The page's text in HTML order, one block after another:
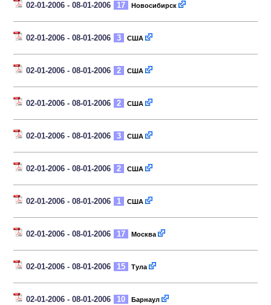
02-01-2006 - 08-01-2006 17 Новосибирск
02-01-2006 - 08-01-2006 3 США
02-01-2006 - 08-01-2006 2 США
02-01-2006 - 08-01-2006 2 США
02-01-2006 - 08-01-2006 3 США
02-01-2006 - 08-01-2006 2 США
02-01-2006 - 08-01-2006 1 США
02-01-2006 - 08-01-2006 17 Москва
02-01-2006 - 08-01-2006 15 Тула
02-01-2006 - 08-01-2006 10 Барнаул